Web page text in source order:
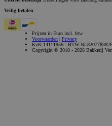
Veilig betalen
Prijzen in Euro incl. btw
Voorwaarden | Privacy
KvK 14111956 - BTW
Copyright © 2010 - 2026 Bakkerij